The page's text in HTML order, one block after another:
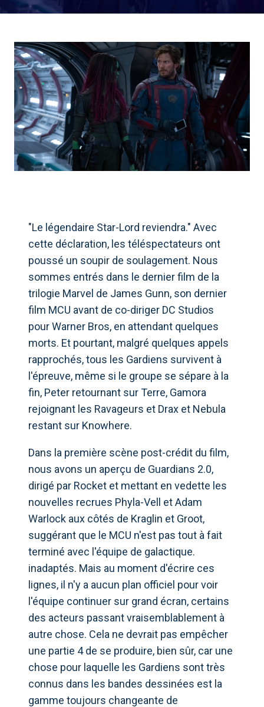
"Le légendaire Star-Lord reviendra." Avec
cette déclaration, les téléspectateurs ont
poussé un soupir de soulagement. Nous
sommes entrés dans le dernier film de la
trilogie Marvel de James Gunn, son dernier
film MCU avant de co-diriger DC Studios
pour Warner Bros, en attendant quelques
morts. Et pourtant, malgré quelques appels
rapprochés, tous les Gardiens survivent à
l'épreuve, même si le groupe se sépare à la
fin, Peter retournant sur Terre, Gamora
rejoignant les Ravageurs et Drax et Nebula
restant sur Knowhere.
Dans la première scène post-crédit du film,
nous avons un aperçu de Guardians 2.0,
dirigé par Rocket et mettant en vedette les
nouvelles recrues Phyla-Vell et Adam
Warlock aux côtés de Kraglin et Groot,
suggérant que le MCU n'est pas tout à fait
terminé avec l'équipe de galactique.
inadaptés. Mais au moment d'écrire ces
lignes, il n'y a aucun plan officiel pour voir
l'équipe continuer sur grand écran, certains
des acteurs passant vraisemblablement à
autre chose. Cela ne devrait pas empêcher
une partie 4 de se produire, bien sûr, car une
chose pour laquelle les Gardiens sont très
connus dans les bandes dessinées est la
gamme toujours changeante de